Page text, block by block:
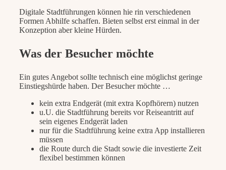
Digitale Stadtführungen können hie rin verschiedenen
Formen Abhilfe schaffen. Bieten selbst erst einmal in der
Konzeption aber kleine Hürden.
Was der Besucher möchte
Ein gutes Angebot sollte technisch eine möglichst geringe
Einstiegshürde haben. Der Besucher möchte …
kein extra Endgerät (mit extra Kopfhörern) nutzen
u.U. die Stadtführung bereits vor Reiseantritt auf
sein eigenes Endgerät laden
nur für die Stadtführung keine extra App installieren
müssen
die Route durch die Stadt sowie die investierte Zeit
flexibel bestimmen können